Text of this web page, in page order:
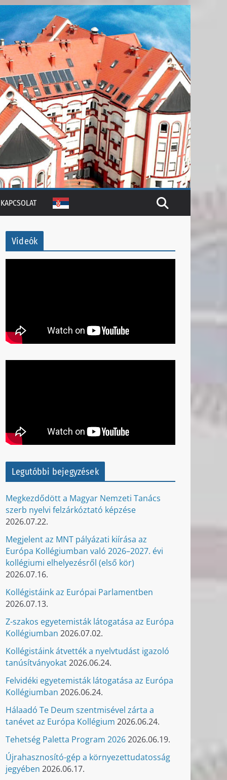
KAPCSOLAT
Videók
Legutóbbi bejegyzések
Megkezdődött a Magyar Nemzeti Tanács
szerb nyelvi felzárkóztató képzése
2026.07.22.
Megjelent az MNT pályázati kiírása az
Európa Kollégiumban való 2026–2027. évi
kollégiumi elhelyezésről (első kör)
2026.07.16.
Kollégistáink az Európai Parlamentben
2026.07.13.
Z-szakos egyetemisták látogatása az Európa
Kollégiumban 2026.07.02.
Kollégistáink átvették a nyelvtudást igazoló
tanúsítványokat2026.06.24.
Felvidéki egyetemisták látogatása az Európa
Kollégiumban 2026.06.24.
Hálaadó Te Deum szentmisével zárta a
tanévet az Európa Kollégium 2026.06.24.
Tehetség Paletta Program 20262026.06.19.
Újrahasznosító-gép a környezettudatosság
jegyében 2026.06.17.